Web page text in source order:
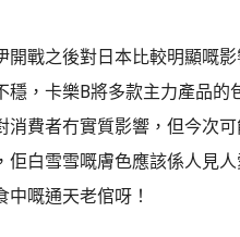
開戰之後對日本比較明顯嘅
穩，卡樂B將多款主力產品
消費者冇實質影響，但今次
佢白雪雪嘅膚色應該係人見
中嘅通天老倌呀！